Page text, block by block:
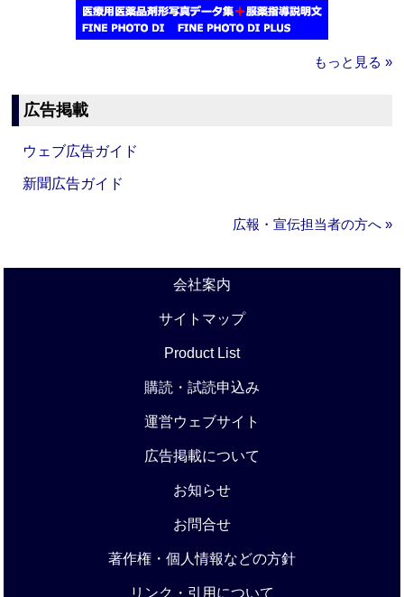
もっと見る »
広告掲載
ウェブ広告ガイド
新聞広告ガイド
広報・宣伝担当者の方へ »
会社案内
サイトマップ
Product List
購読・試読申込み
運営ウェブサイト
広告掲載について
お知らせ
お問合せ
著作権・個人情報などの方針
リンク・引用について